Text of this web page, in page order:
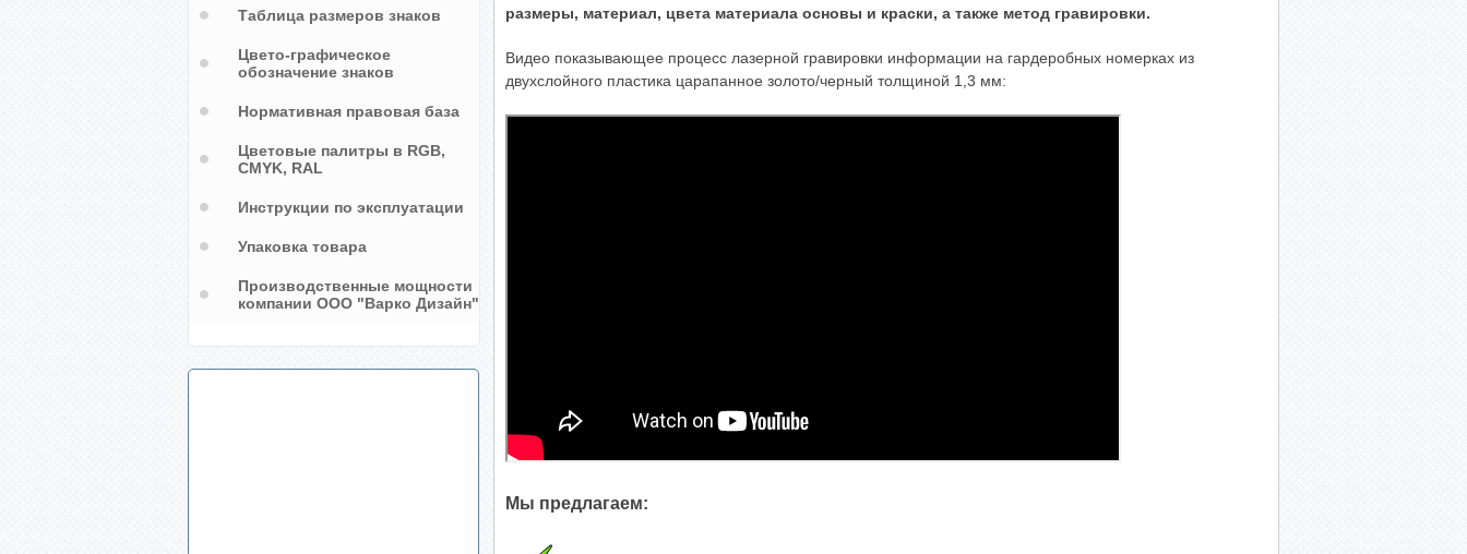
размеры, материал, цвета материала основы и краски, а также метод гравировки.
Видео показывающее процесс лазерной гравировки информации на гардеробных номерках из
двухслойного пластика царапанное золото/черный толщиной 1,3 мм:
Мы предлагаем:
Таблица размеров знаков
Цвето-графическое
обозначение знаков
Нормативная правовая база
Цветовые палитры в RGB,
CMYK, RAL
Инструкции по эксплуатации
Упаковка товара
Производственные мощности
компании ООО "Варко Дизайн"